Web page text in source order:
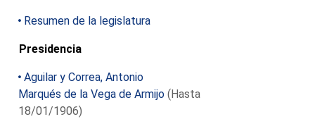
Resumen de la legislatura
Presidencia
Aguilar y Correa, Antonio
Marqués de la Vega de Armijo (Hasta
18/01/1906)